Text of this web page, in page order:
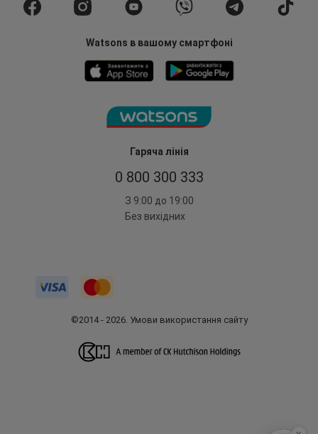
Гаряча лінія
0 800 300 333
З 9:00 до 19:00
Без вихідних
Watsons в вашому смартфоні
©2014 - 2026. Умови використання сайту